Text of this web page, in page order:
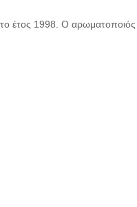
έτος 1998. Ο αρωματοποιός